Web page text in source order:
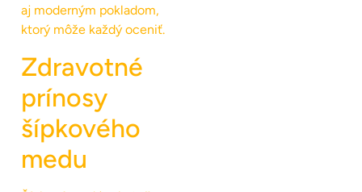
aj moderným pokladom,
ktorý môže každý oceniť.
Zdravotné
prínosy
šípkového
medu